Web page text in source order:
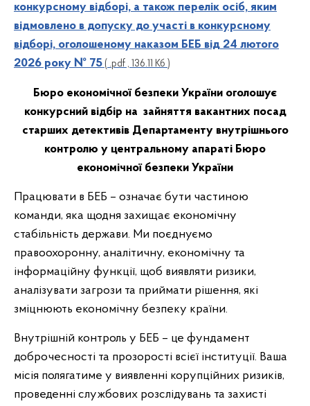
конкурсному відборі, а також перелік осіб, яким
відмовлено в допуску до участі в конкурсному
відборі, оголошеному наказом БЕБ від 24 лютого
2026 року № 75 ( .pdf , 136.11 Кб )
Бюро економічної безпеки України оголошує
конкурсний відбір на зайняття вакантних посад
старших детективів Департаменту внутрішнього
контролю у центральному апараті Бюро
економічної безпеки України
Працювати в БЕБ – означає бути частиною
команди, яка щодня захищає економічну
стабільність держави. Ми поєднуємо
правоохоронну, аналітичну, економічну та
інформаційну функції, щоб виявляти ризики,
аналізувати загрози та приймати рішення, які
зміцнюють економічну безпеку країни.
Внутрішній контроль у БЕБ – це фундамент
доброчесності та прозорості всієї інституції. Ваша
місія полягатиме у виявленні корупційних ризиків,
проведенні службових розслідувань та захисті